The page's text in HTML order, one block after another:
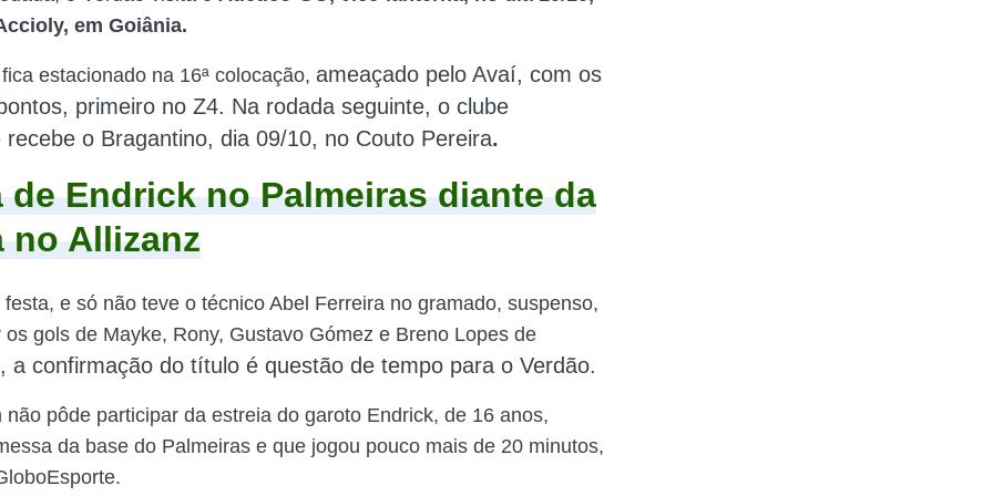
em Goiânia.
estacionado na 16ª colocação, ameaçado pelo Avaí, com os
primeiro no Z4. Na rodada seguinte, o clube
recebe o Bragantino, dia 09/10, no Couto Pereira.
de Endrick no Palmeiras diante da
no Allizanz
e só não teve o técnico Abel Ferreira no gramado, suspenso,
os gols de Mayke, Rony, Gustavo Gómez e Breno Lopes de
a confirmação do título é questão de tempo para o Verdão.
não pôde participar da estreia do garoto Endrick, de 16 anos,
da base do Palmeiras e que jogou pouco mais de 20 minutos,